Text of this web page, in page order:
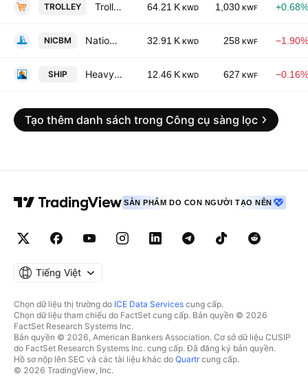
TROLLEY Trolley General Trading Company K.S.C.C. 64.21 K KWD 1,030 KWF +0.68%
NICBM National Industries Company for Building Materials 32.91 K KWD 258 KWF −1.90%
SHIP Heavy Engineering Industries & Shipbuilding Co. (KSC) 12.46 K KWD 627 KWF −0.16%
Tạo thêm danh sách trong Công cụ sàng lọc
SẢN PHẨM DO CON NGƯỜI TẠO NÊN
Tiếng Việt
Chọn dữ liệu thị trường do ICE Data Services cung cấp.
Chọn dữ liệu tham chiếu do FactSet cung cấp. Bản quyền © 2026
FactSet Research Systems Inc.
Bản quyền © 2026, American Bankers Association. Cơ sở dữ liệu CUSIP
do FactSet Research Systems Inc. cung cấp. Đã đăng ký bản quyền.
Hồ sơ nộp lên SEC và các tài liệu khác do Quartrcung cấp.
© 2026 TradingView, Inc.